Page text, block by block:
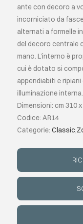
ante con decoro a
incorniciato da
alternati a formelle
del decoro centrale
mano. L’interno è
cui è dotato si
appendiabiti e
illuminazione interna.
Dimensioni: cm 310
Codice: AR14
Categorie: Classic,